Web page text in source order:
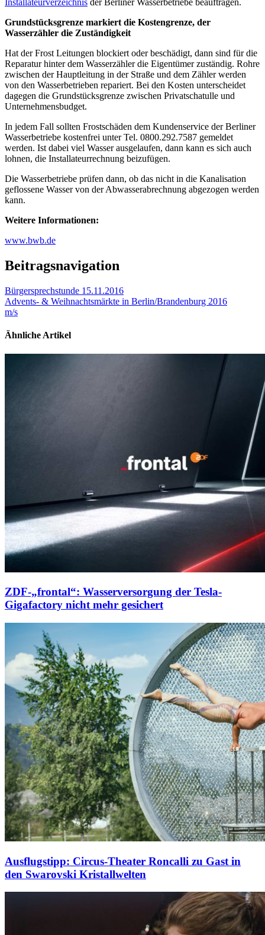
Installateurverzeichnis der Berliner Wasserbetriebe beauftragen.
Grundstücksgrenze markiert die Kostengrenze, der
Wasserzähler die Zuständigkeit
Hat der Frost Leitungen blockiert oder beschädigt, dann sind für die
Reparatur hinter dem Wasserzähler die Eigentümer zuständig. Rohre
zwischen der Hauptleitung in der Straße und dem Zähler werden
von den Wasserbetrieben repariert. Bei den Kosten unterscheidet
dagegen die Grundstücksgrenze zwischen Privatschatulle und
Unternehmensbudget.
In jedem Fall sollten Frostschäden dem Kundenservice der Berliner
Wasserbetriebe kostenfrei unter Tel. 0800.292.7587 gemeldet
werden. Ist dabei viel Wasser ausgelaufen, dann kann es sich auch
lohnen, die Installateurrechnung beizufügen.
Die Wasserbetriebe prüfen dann, ob das nicht in die Kanalisation
geflossene Wasser von der Abwasserabrechnung abgezogen werden
kann.
Weitere Informationen:
www.bwb.de
Beitragsnavigation
Bürgersprechstunde 15.11.2016
Advents- & Weihnachtsmärkte in Berlin/Brandenburg 2016
m/s
Ähnliche Artikel
ZDF-„frontal“: Wasserversorgung der Tesla-
Gigafactory nicht mehr gesichert
Ausflugstipp: Circus-Theater Roncalli zu Gast in
den Swarovski Kristallwelten